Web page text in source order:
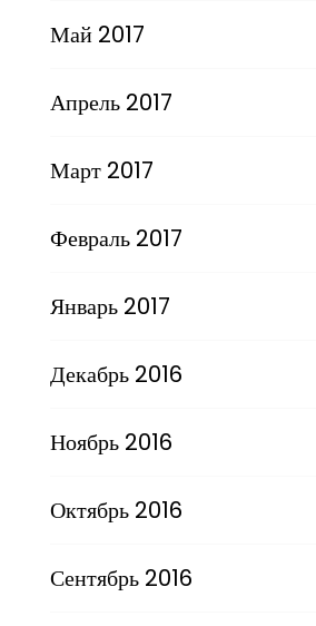
Май 2017
Апрель 2017
Март 2017
Февраль 2017
Январь 2017
Декабрь 2016
Ноябрь 2016
Октябрь 2016
Сентябрь 2016